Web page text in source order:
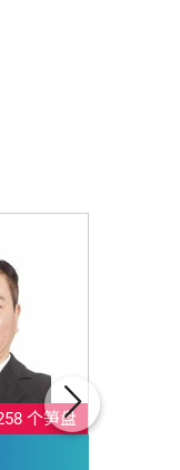
个笋盘